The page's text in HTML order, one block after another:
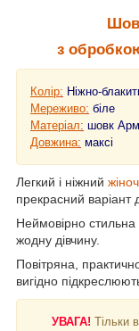
з
Колір: Ніжно-
Мереживо: біле
Матеріал: шовк
Довжина: максі
Легкий і ніжний
прекрасний варіант
Неймовірно
жодну дівчину.
Повітряна,
вигідно
УВАГА! Тільки